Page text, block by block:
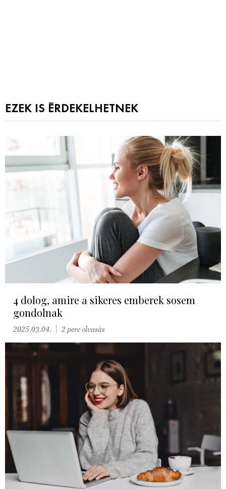
EZEK IS ÉRDEKELHETNEK
4 dolog, amire a sikeres emberek sosem
gondolnak
2025.03.04. 2 perc olvasás